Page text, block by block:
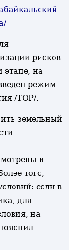
рисков
этапе, на
режим
/ТОР/.
земельный
и
того,
если в
для
на